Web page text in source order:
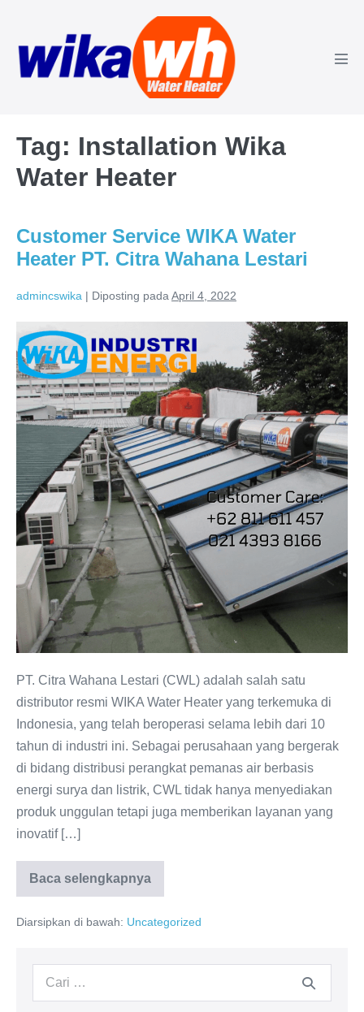
konten
Tag: Installation Wika
Water Heater
Customer Service WIKA Water
Heater PT. Citra Wahana Lestari
admincswika | Diposting pada April 4, 2022
Customer
Service
WIKA
Water
Heater
Citra
Wahana
Lestari
PT. Citra Wahana Lestari (CWL) adalah salah satu
distributor resmi WIKA Water Heater yang terkemuka di
Indonesia, yang telah beroperasi selama lebih dari 10
tahun di industri ini. Sebagai perusahaan yang bergerak
di bidang distribusi perangkat pemanas air berbasis
energi surya dan listrik, CWL tidak hanya menyediakan
produk unggulan tetapi juga memberikan layanan yang
inovatif […]
Baca selengkapnya
Customer
Service
Water
Diarsipkan di bawah: Uncategorized
Pencarian